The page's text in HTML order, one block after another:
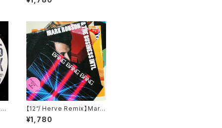
nt) (DIFB 1216T)
【12”/ Herve Remix】Mark
Ronson & The Business
Intl / Bang Bang Bang (C
¥1,780